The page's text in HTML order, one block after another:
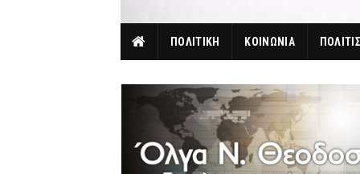
ΠΟΛΙΤΙΚΗ ΚΟΙΝΩΝΙΑ